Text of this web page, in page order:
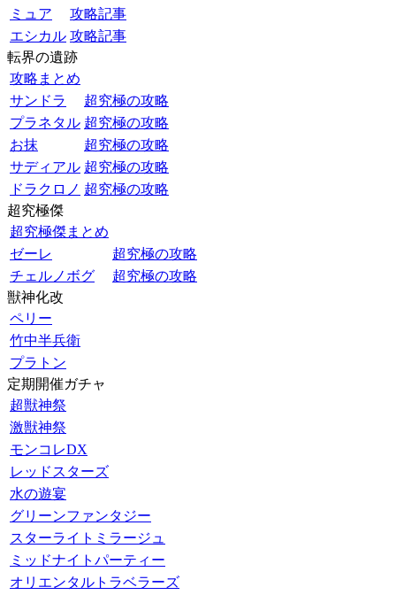
ミュア
攻略記事
エシカル 攻略記事
転界の遺跡
攻略まとめ
サンドラ
超究極の攻略
プラネタル 超究極の攻略
お抹
超究極の攻略
サディアル 超究極の攻略
ドラクロノ 超究極の攻略
超究極傑
超究極傑まとめ
ゼーレ
超究極の攻略
チェルノボグ
超究極の攻略
獣神化改
ペリー
竹中半兵衛
プラトン
定期開催ガチャ
超獣神祭
激獣神祭
モンコレDX
レッドスターズ
水の遊宴
グリーンファンタジー
スターライトミラージュ
ミッドナイトパーティー
オリエンタルトラベラーズ